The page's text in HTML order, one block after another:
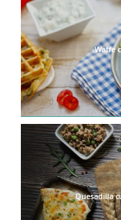
Waffe
Quesadilla